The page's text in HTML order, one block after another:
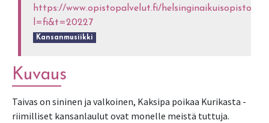
https://www.opistopalvelut.fi/helsinginaikuisopisto/
l=fi&t=20227
Kansanmusiikki
Kuvaus
Taivas on sininen ja valkoinen, Kaksipa poikaa Kurikasta -
riimilliset kansanlaulut ovat monelle meistä tuttuja.